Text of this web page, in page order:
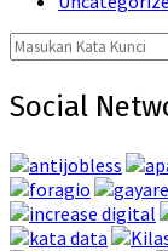
Search
for:
Social